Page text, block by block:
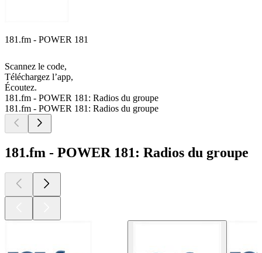
181.fm - POWER 181
Scannez le code,
Téléchargez l’app,
Écoutez.
181.fm - POWER 181: Radios du groupe
181.fm - POWER 181: Radios du groupe
181.fm - POWER 181: Radios du groupe